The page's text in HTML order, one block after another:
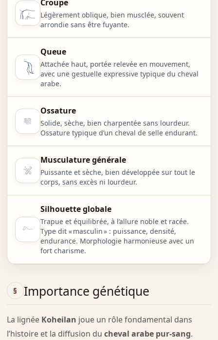
Croupe
Légèrement oblique, bien musclée, souvent
arrondie sans être fuyante.
Queue
Attachée haut, portée relevée en mouvement,
avec une gestuelle expressive typique du cheval
arabe.
Ossature
Solide, sèche, bien charpentée sans lourdeur.
Ossature typique d’un cheval de selle endurant.
Musculature générale
Puissante et sèche, bien développée sur tout le
corps, sans excès ni lourdeur.
Silhouette globale
Trapue et équilibrée, à l’allure noble et racée.
Type dit « masculin » : puissance, densité,
endurance. Morphologie harmonieuse avec un
fort charisme.
Importance génétique
La lignée Koheilan joue un rôle fondamental dans
l’histoire et la diffusion du cheval arabe pur-sang.